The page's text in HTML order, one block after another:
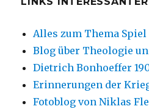
Alles zum Thema Spiel
Blog über Theologie
Dietrich Bonhoeffer
Erinnerungen der
Fotoblog von Niklas